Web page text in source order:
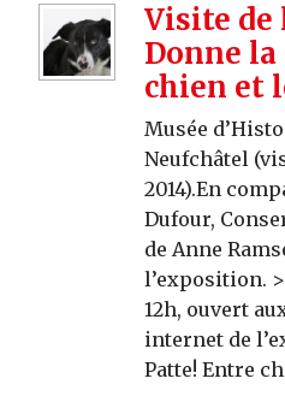
Visite de
Donne
chien et
Musée
Neufchâtel
2014).En
Dufour,
de Anne
l’exposition.
12h, ouvert
internet de
Patte! Entre